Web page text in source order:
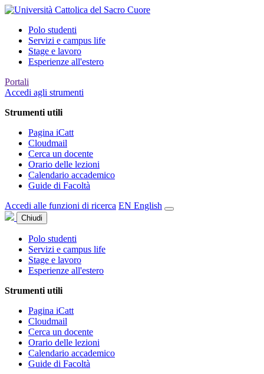
Polo studenti
Servizi e campus life
Stage e lavoro
Esperienze all'estero
Portali
Accedi agli strumenti
Strumenti utili
Pagina iCatt
Cloudmail
Cerca un docente
Orario delle lezioni
Calendario accademico
Guide di Facoltà
Accedi alle funzioni di ricerca EN English
Chiudi
Polo studenti
Servizi e campus life
Stage e lavoro
Esperienze all'estero
Strumenti utili
Pagina iCatt
Cloudmail
Cerca un docente
Orario delle lezioni
Calendario accademico
Guide di Facoltà